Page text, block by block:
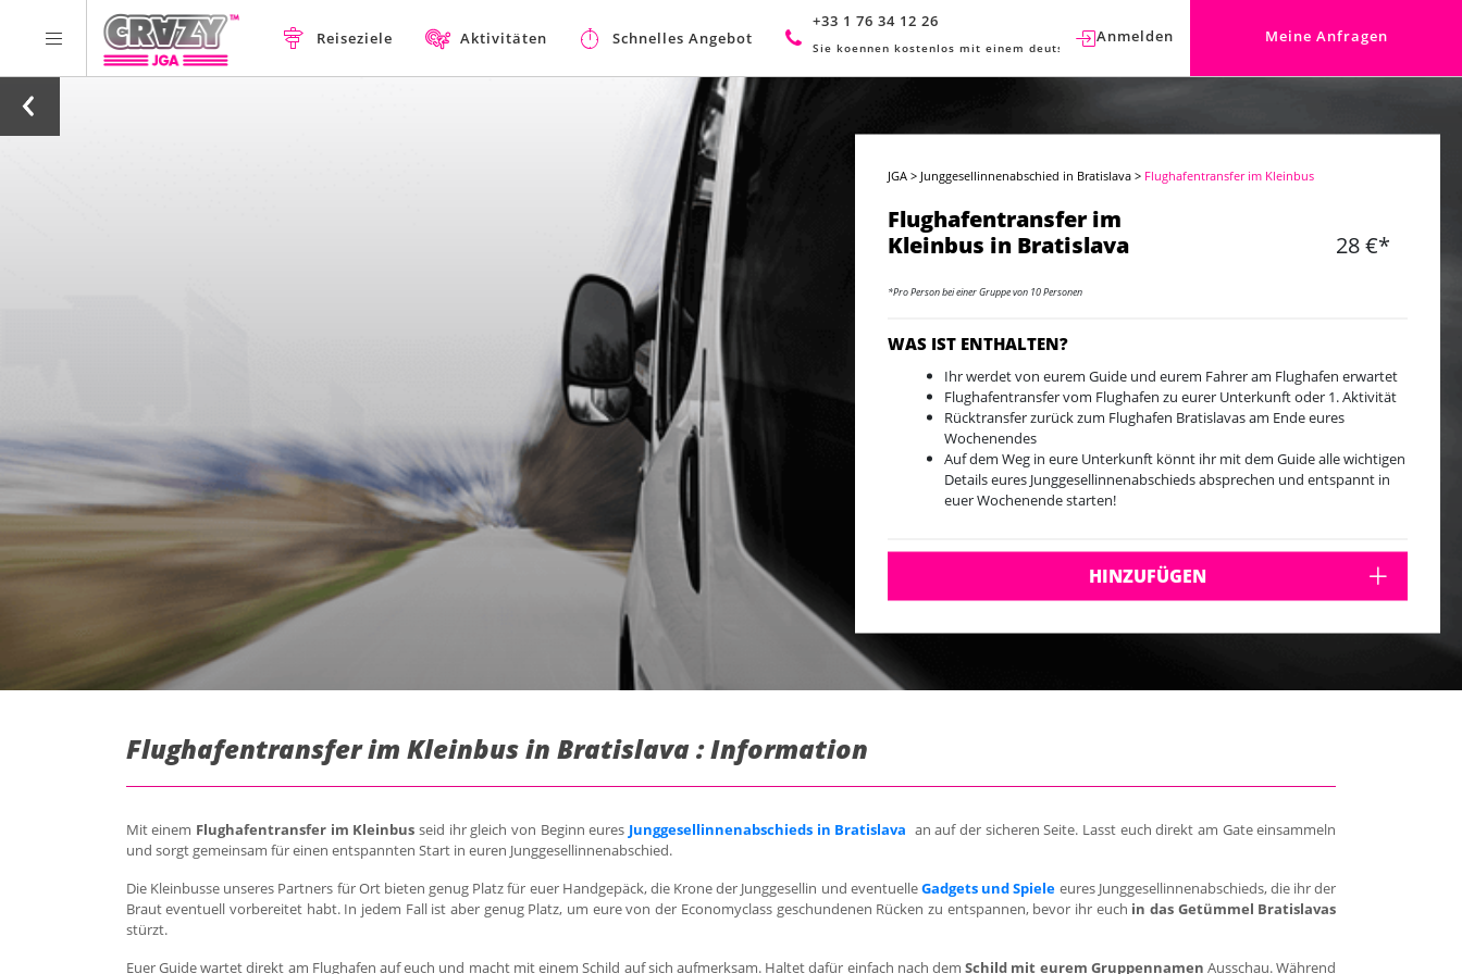
Reiseziele Aktivitäten Schnelles Angebot
+33 1 76 34 12 26
Sie koennen kostenlos mit einem deutschen Berater sprechen.
Anmelden Meine Anfragen
JGA > Junggesellinnenabschied in Bratislava > Flughafentransfer im Kleinbus
Flughafentransfer im
Kleinbus in Bratislava
28 €*
*Pro Person bei einer Gruppe von 10 Personen
WAS IST ENTHALTEN?
Ihr werdet von eurem Guide und eurem Fahrer am Flughafen erwartet
Flughafentransfer vom Flughafen zu eurer Unterkunft oder 1. Aktivität
Rücktransfer zurück zum Flughafen Bratislavas am Ende eures
Wochenendes
Auf dem Weg in eure Unterkunft könnt ihr mit dem Guide alle wichtigen
Details eures Junggesellinnenabschieds absprechen und entspannt in
euer Wochenende starten!
HINZUFÜGEN
Flughafentransfer im Kleinbus in Bratislava : Information
Mit einem Flughafentransfer im Kleinbus seid ihr gleich von Beginn eures Junggesellinnenabschieds in Bratislava an auf der sicheren Seite. Lasst euch direkt am Gate einsammeln
und sorgt gemeinsam für einen entspannten Start in euren Junggesellinnenabschied.
Die Kleinbusse unseres Partners für Ort bieten genug Platz für euer Handgepäck, die Krone der Junggesellin und eventuelleGadgets und Spiele eures Junggesellinnenabschieds, die ihr der
Braut eventuell vorbereitet habt. In jedem Fall ist aber genug Platz, um eure von der Economyclass geschundenen Rücken zu entspannen, bevor ihr euch in das Getümmel Bratislavas
stürzt.
Euer Guide wartet direkt am Flughafen auf euch und macht mit einem Schild auf sich aufmerksam. Haltet dafür einfach nach dem Schild mit eurem Gruppennamen Ausschau. Während